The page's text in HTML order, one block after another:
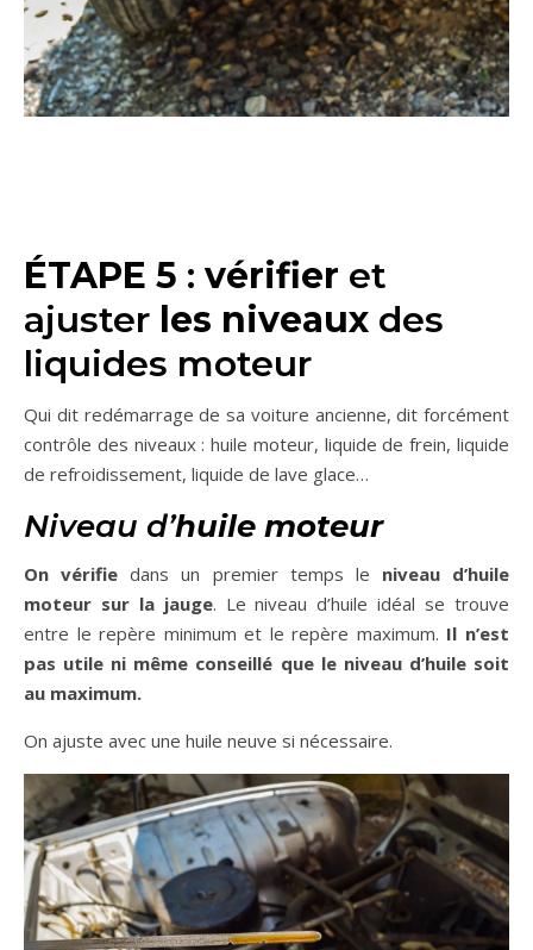
ÉTAPE 5 : vérifier et
ajuster les niveaux des
liquides moteur
Qui dit redémarrage de sa voiture ancienne, dit forcément
contrôle des niveaux : huile moteur, liquide de frein, liquide
de refroidissement, liquide de lave glace…
Niveau d’huile moteur
On vérifie dans un premier temps le niveau d’huile
moteur sur la jauge. Le niveau d’huile idéal se trouve
entre le repère minimum et le repère maximum. Il n’est
pas utile ni même conseillé que le niveau d’huile soit
au maximum.
On ajuste avec une huile neuve si nécessaire.